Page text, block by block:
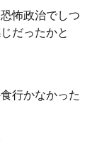
怖政治でしつ
だったかと
行かなかった